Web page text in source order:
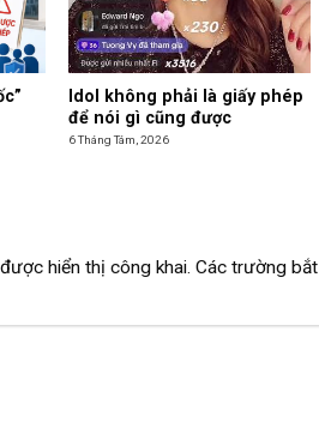
Idol không phải là giấy phép
để nói gì cũng được
6 Tháng Tám, 2026
hiển thị công khai. Các trường